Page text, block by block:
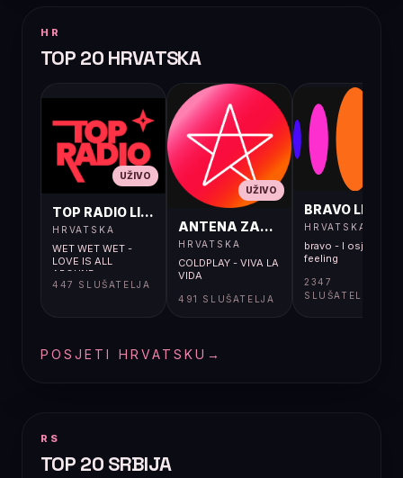
HR
TOP 20 HRVATSKA
UŽIVO
TOP RADIO LIVE
HRVATSKA
WET WET WET -
LOVE IS ALL
AROUND
447 SLUŠATELJA
UŽIVO
ANTENA ZAGREB LIVE
HRVATSKA
COLDPLAY - VIVA LA
VIDA
491 SLUŠATELJA
BRAVO LIVE
HRVATSKA
bravo - I osjećaj i
feeling
2347
SLUŠATELJA
POSJETI HRVATSKU →
RS
TOP 20 SRBIJA